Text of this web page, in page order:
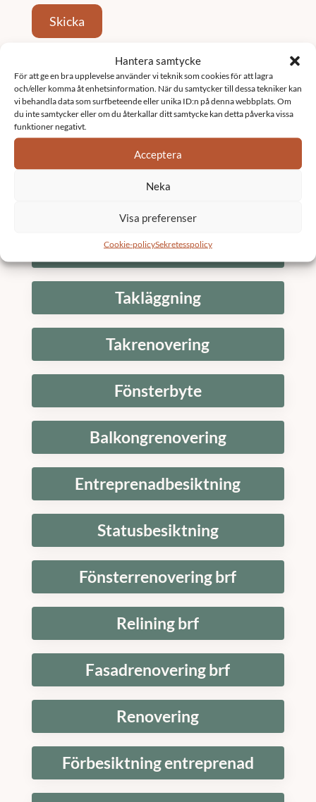
Hantera samtycke
För att ge en bra upplevelse använder vi teknik som cookies för att lagra
och/eller komma åt enhetsinformation. När du samtycker till dessa tekniker kan
vi behandla data som surfbeteende eller unika ID:n på denna webbplats. Om
du inte samtycker eller om du återkallar ditt samtycke kan detta påverka vissa
funktioner negativt.
Acceptera
Neka
Visa preferenser
Cookie-policySekretesspolicy
Skicka
Tjänster
Fastighetsförvaltning
Underhållsplan
Stambyte
Takläggning
Takrenovering
Fönsterbyte
Balkongrenovering
Entreprenadbesiktning
Statusbesiktning
Fönsterrenovering brf
Relining brf
Fasadrenovering brf
Renovering
Förbesiktning entreprenad